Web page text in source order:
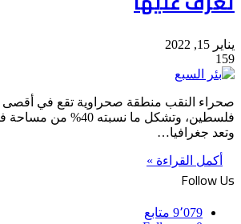
يناير 15, 2022
159
صحراء النقب منطقة صحراوية تقع في أقصى
فلسطين، وتشكل ما نسبته
وتعد جغرافيا…
أكمل القراءة »
Follow Us
9٬079 متابع